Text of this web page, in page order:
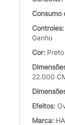
Consumo
Controles:
Ganho
Cor: Preto
22.000
Efeitos:
Marca: